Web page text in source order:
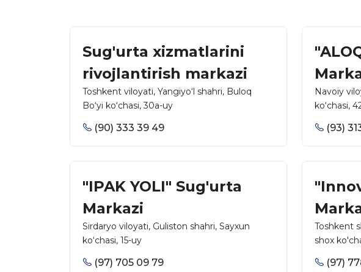
Sug'urta xizmatlarini
rivojlantirish markazi
Toshkent viloyati, Yangiyo‘l shahri, Buloq
Bo‘yi ko‘chasi, 30а-uy
(90) 333 39 49
Navoiy
ko‘chasi,
(93)
"IPAK YOLI" Sug'urta
Markazi
Sirdaryo viloyati, Guliston shahri, Sayxun
ko‘chasi, 15-uy
(97) 705 09 79
Toshkent
shox
(97)